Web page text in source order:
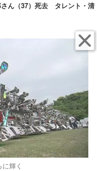
ん（37）死去 タレント・清
輝く